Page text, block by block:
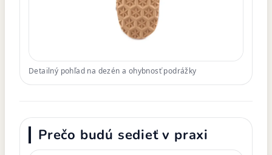
Detailný pohľad na dezén a ohybnosť podrážky
Prečo budú sedieť v praxi